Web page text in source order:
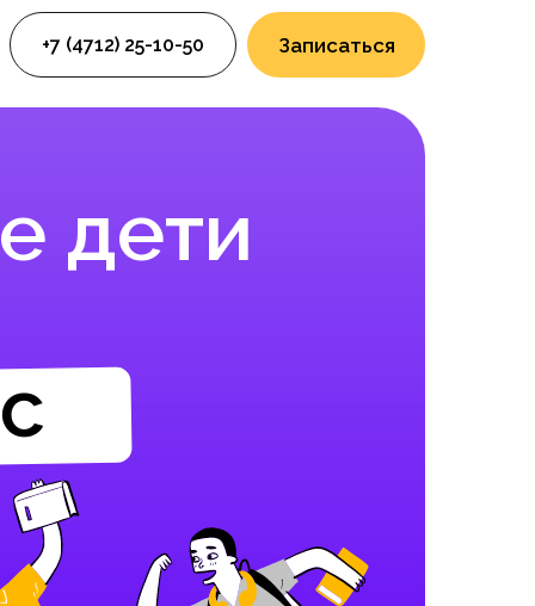
Записаться
+7 (4712) 25-10-50
дети